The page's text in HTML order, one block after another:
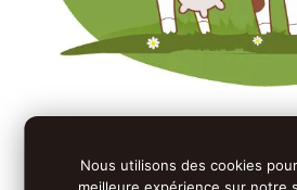
et le
Nous utilisons des cookies